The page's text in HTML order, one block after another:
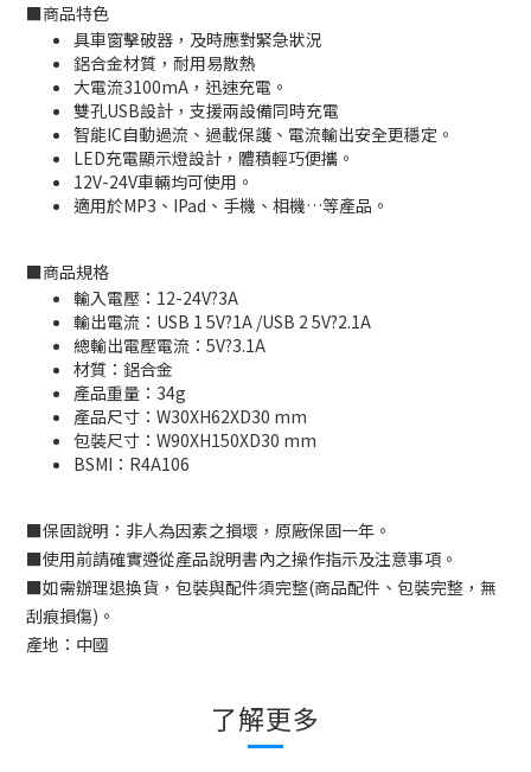
■商品特色
具車窗擊破器，及時應對緊急狀況
鋁合金材質，耐用易散熱
大電流3100mA，迅速充電。
雙孔USB設計，支援兩設備同時充電
智能IC自動過流、過載保護、電流輸出安全更穩定。
LED充電顯示燈設計，體積輕巧便攜。
12V-24V車輛均可使用。
適用於MP3、IPad、手機、相機…等產品。
■商品規格
輸入電壓：12-24V?3A
輸出電流：USB 1 5V?1A /USB 2 5V?2.1A
總輸出電壓電流：5V?3.1A
材質：鋁合金
產品重量：34g
產品尺寸：W30XH62XD30 mm
包裝尺寸：W90XH150XD30 mm
BSMI： R4A106
■保固說明：非人為因素之損壞，原廠保固一年。
■使用前請確實遵從產品說明書內之操作指示及注意事項。
■如需辦理退換貨，包裝與配件須完整(商品配件、包裝完整，無
刮痕損傷) 。
產地：中國
了解更多